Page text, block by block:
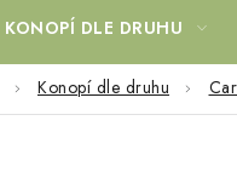
KONOPÍ DLE DRUHU
Konopí dle druhu